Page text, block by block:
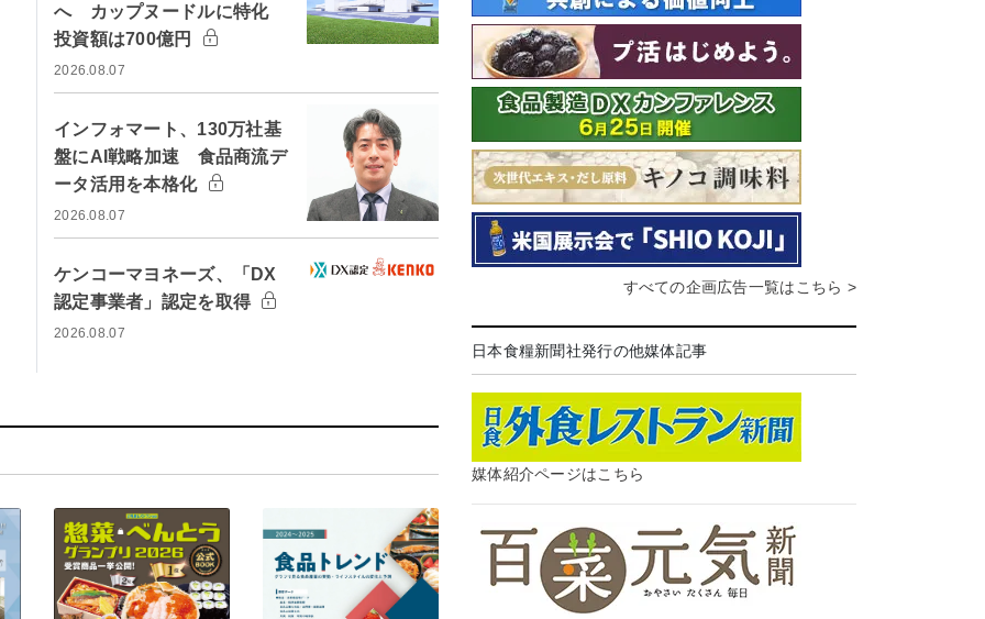
へ カップヌードルに特化
投資額は700億円
2026.08.07
インフォマート、130万社基
盤にAI戦略加速 食品商流デ
ータ活用を本格化
2026.08.07
ケンコーマヨネーズ、「DX
認定事業者」認定を取得
2026.08.07
すべての企画広告一覧はこちら >
日本食糧新聞社発行の他媒体記事
媒体紹介ページはこちら